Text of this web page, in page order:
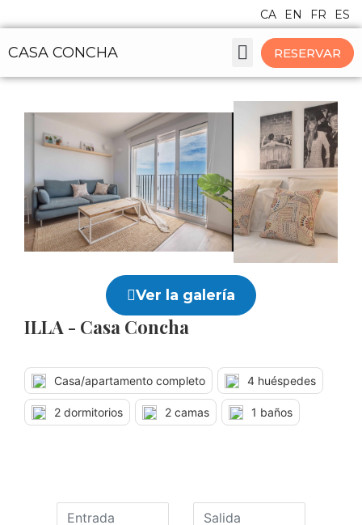
CA EN FR ES
CASA CONCHA RESERVAR
Ver la galería
ILLA - Casa Concha
Casa/apartamento completo 4 huéspedes
2 dormitorios 2 camas 1 baños